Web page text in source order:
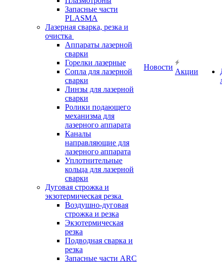
Запасные части
PLASMA
Лазерная сварка, резка и
очистка
Аппараты лазерной
сварки
Горелки лазерные
Сопла для лазерной
сварки
Линзы для лазерной
сварки
Ролики подающего
механизма для
лазерного аппарата
Каналы
направляющие для
лазерного аппарата
Уплотнительные
кольца для лазерной
сварки
Дуговая строжка и
экзотермическая резка
Воздушно-дуговая
строжка и резка
Экзотермическая
резка
Подводная сварка и
резка
Запасные части ARC
Новости
Акции